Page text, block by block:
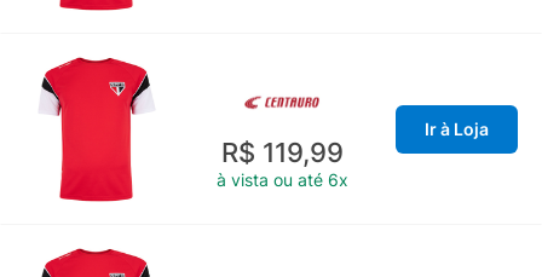
R$ 119,99
à vista ou até 6x
Ir à Loja